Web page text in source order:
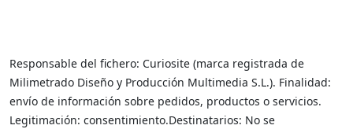
Responsable del fichero: Curiosite (marca registrada de
Milimetrado Diseño y Producción Multimedia S.L.). Finalidad:
envío de información sobre pedidos, productos o servicios.
Legitimación: consentimiento.Destinatarios: No se